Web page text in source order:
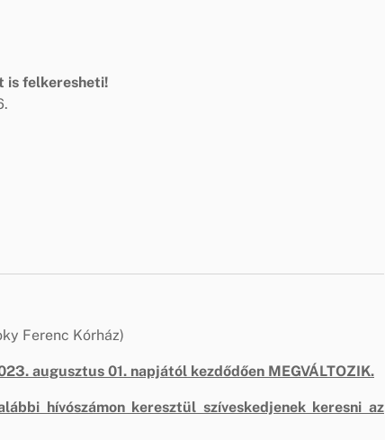
is felkeresheti!
Ferenc Kórház)
augusztus 01. napjától kezdődően MEGVÁLTOZIK.
hívószámon keresztül szíveskedjenek keresni az